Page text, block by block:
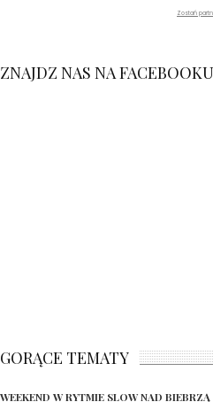
Zostań
ZNAJDZ NAS NA FACEBOOKU
GORĄCE TEMATY
WEEKEND W RYTMIE SLOW NAD